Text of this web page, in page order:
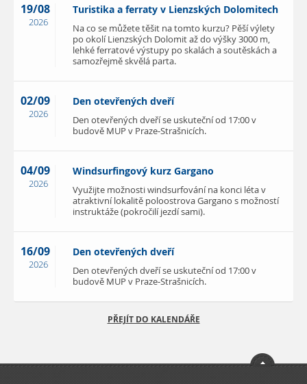
19/08
2026
Turistika a ferraty v Lienzských Dolomitech
Na co se můžete těšit na tomto kurzu? Pěší výlety
po okolí Lienzských Dolomit až do výšky 3000 m,
lehké ferratové výstupy po skalách a soutěskách a
samozřejmě skvělá parta.
02/09
2026
Den otevřených dveří
Den otevřených dveří se uskuteční od 17:00 v
budově MUP v Praze-Strašnicích.
04/09
2026
Windsurfingový kurz Gargano
Využijte možnosti windsurfování na konci léta v
atraktivní lokalitě poloostrova Gargano s možností
instruktáže (pokročilí jezdí sami).
16/09
2026
Den otevřených dveří
Den otevřených dveří se uskuteční od 17:00 v
budově MUP v Praze-Strašnicích.
PŘEJÍT DO KALENDÁŘE